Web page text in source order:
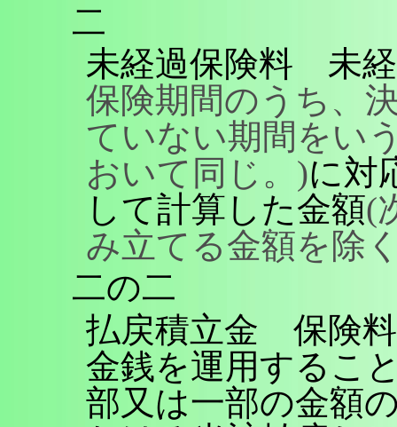
二
未経過保険料 未
保険期間のうち、
ていない期間をい
おいて同じ。)に対
して計算した金額(
み立てる金額を除
二の二
払戻積立金 保険
金銭を運用するこ
部又は一部の金額